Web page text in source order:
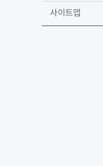
사이트맵